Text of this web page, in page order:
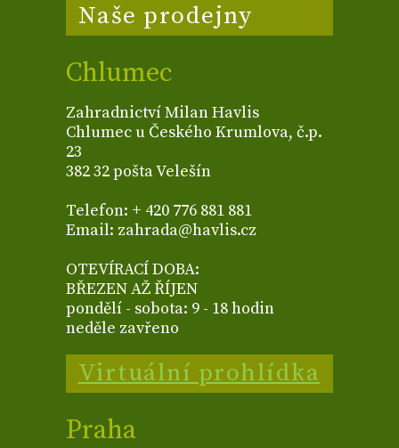
Naše prodejny
Chlumec
Zahradnictví Milan Havlis
Chlumec u Českého Krumlova, č.p.
23
382 32 pošta Velešín
Telefon: + 420 776 881 881
Email: zahrada@havlis.cz
OTEVÍRACÍ DOBA:
BŘEZEN AŽ ŘÍJEN
pondělí - sobota: 9 - 18 hodin
neděle zavřeno
Virtuální prohlídka
Praha